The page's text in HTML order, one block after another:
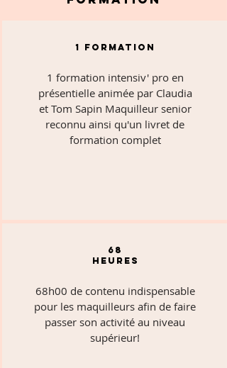
1 Formation
1 formation intensiv' pro en
présentielle animée par Claudia
et Tom Sapin Maquilleur senior
reconnu ainsi qu'un livret de
formation complet
68
heures
68h00 de contenu indispensable
pour les maquilleurs afin de faire
passer son activité au niveau
supérieur!